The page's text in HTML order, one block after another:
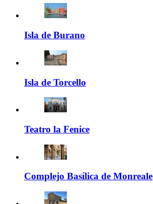
Isla de Burano
Isla de Torcello
Teatro la Fenice
Complejo Basílica de Monreale